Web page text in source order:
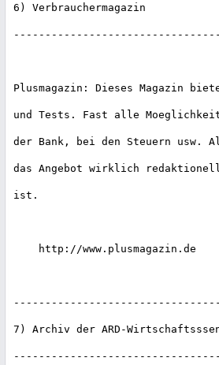
6) Verbrauchermagazin
Plusmagazin: Dieses Magazin
und Tests. Fast alle
der Bank, bei den Steuern
das Angebot wirklich redaktionell
ist.
    http://www.plusmagazin.de
7) Archiv der ARD-